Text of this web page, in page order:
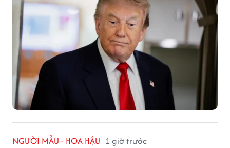
NGƯỜI MẪU - HOA HẬU 1 giờ trước